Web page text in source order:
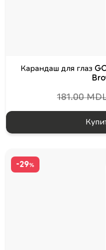
Карандаш для глаз
181.00
-29%